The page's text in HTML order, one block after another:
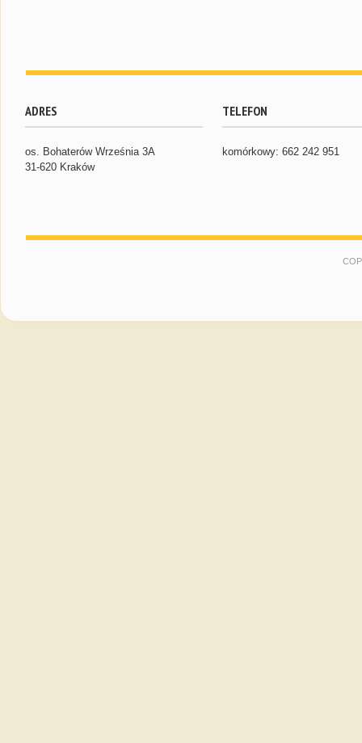
ADRES
os. Bohaterów Września 3A
31-620 Kraków
TELEFON
komórkowy: 662 242 951